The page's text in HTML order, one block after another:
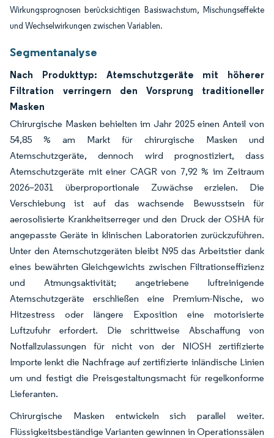
Wirkungsprognosen berücksichtigen Basiswachstum, Mischungseffekte
und Wechselwirkungen zwischen Variablen.
Segmentanalyse
Nach Produkttyp: Atemschutzgeräte mit höherer
Filtration verringern den Vorsprung traditioneller
Masken
Chirurgische Masken behielten im Jahr 2025 einen Anteil von
54,85 % am Markt für chirurgische Masken und
Atemschutzgeräte, dennoch wird prognostiziert, dass
Atemschutzgeräte mit einer CAGR von 7,92 % im Zeitraum
2026–2031 überproportionale Zuwächse erzielen. Die
Verschiebung ist auf das wachsende Bewusstsein für
aerosolisierte Krankheitserreger und den Druck der OSHA für
angepasste Geräte in klinischen Laboratorien zurückzuführen.
Unter den Atemschutzgeräten bleibt N95 das Arbeitstier dank
eines bewährten Gleichgewichts zwischen Filtrationseffizienz
und Atmungsaktivität; angetriebene luftreinigende
Atemschutzgeräte erschließen eine Premium-Nische, wo
Hitzestress oder längere Exposition eine motorisierte
Luftzufuhr erfordert. Die schrittweise Abschaffung von
Notfallzulassungen für nicht von der NIOSH zertifizierte
Importe lenkt die Nachfrage auf zertifizierte inländische Linien
um und festigt die Preisgestaltungsmacht für regelkonforme
Lieferanten.
Chirurgische Masken entwickeln sich parallel weiter.
Flüssigkeitsbeständige Varianten gewinnen in Operationssälen